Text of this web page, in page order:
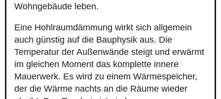
Wohngebäude leben.
Eine Hohlraumdämmung wirkt sich allgemein
auch günstig auf die Bauphysik aus. Die
Temperatur der Außenwände steigt und erwärmt
im gleichen Moment das komplette innere
Mauerwerk. Es wird zu einem Wärmespeicher,
der die Wärme nachts an die Räume wieder